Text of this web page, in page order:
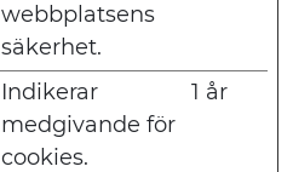
webbplatsens
säkerhet.
Indikerar
medgivande för
cookies.
1 år